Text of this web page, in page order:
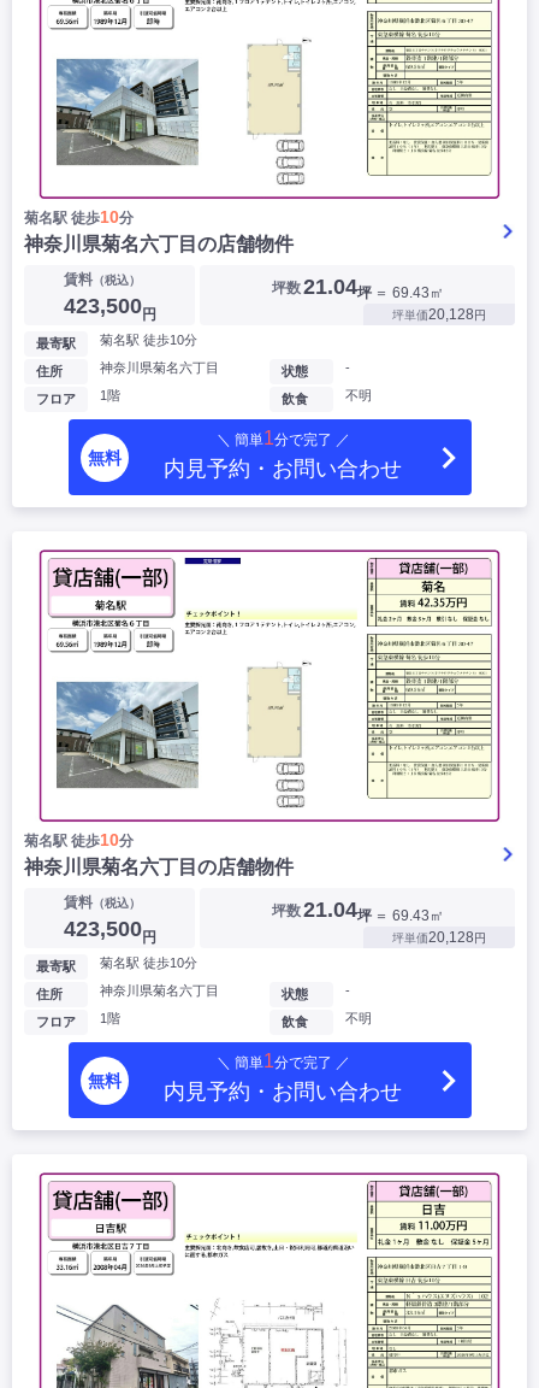
菊名駅 徒歩10分
神奈川県菊名六丁目の店舗物件
賃料（税込）
423,500円
坪数21.04坪 ＝ 69.43㎡
坪単価20,128円
最寄駅 菊名駅 徒歩10分
住所 神奈川県菊名六丁目
フロア 1階
状態 -
飲食 不明
無料
＼ 簡単1分で完了 ／
内見予約・お問い合わせ
菊名駅 徒歩10分
神奈川県菊名六丁目の店舗物件
賃料（税込）
423,500円
坪数21.04坪 ＝ 69.43㎡
坪単価20,128円
最寄駅 菊名駅 徒歩10分
住所 神奈川県菊名六丁目
フロア 1階
状態 -
飲食 不明
無料
＼ 簡単1分で完了 ／
内見予約・お問い合わせ